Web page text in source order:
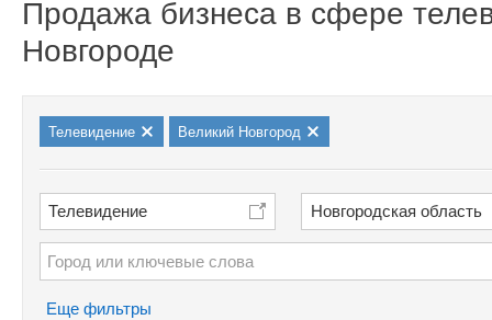
Продажа бизнеса в сфере
Новгороде
Телевидение Великий Новгород
Телевидение Новгородская область
Еще фильтры